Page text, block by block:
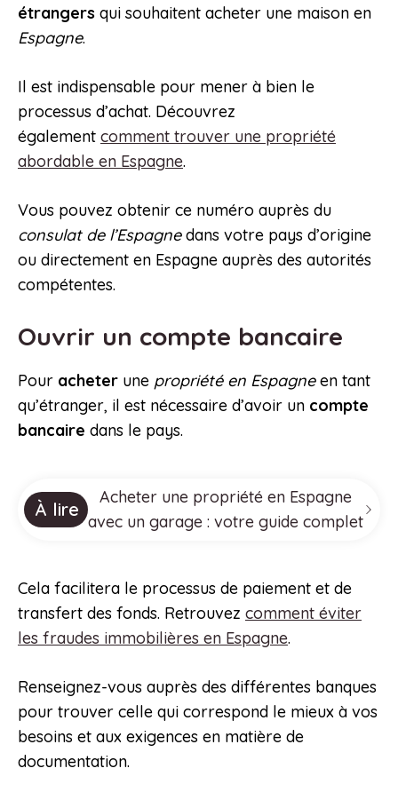
étrangers qui souhaitent acheter une maison en
Espagne.
Il est indispensable pour mener à bien le
processus d’achat. Découvrez
également comment trouver une propriété
abordable en Espagne.
Vous pouvez obtenir ce numéro auprès du
consulat de l’Espagnedans votre pays d’origine
ou directement en Espagne auprès des autorités
compétentes.
Ouvrir un compte bancaire
Pour acheter une propriété en Espagneen tant
qu’étranger, il est nécessaire d’avoir un compte
bancaire dans le pays.
À lire
Acheter une propriété en Espagne
avec un garage : votre guide complet
Cela facilitera le processus de paiement et de
transfert des fonds. Retrouvez comment éviter
les fraudes immobilières en Espagne.
Renseignez-vous auprès des différentes banques
pour trouver celle qui correspond le mieux à vos
besoins et aux exigences en matière de
documentation.